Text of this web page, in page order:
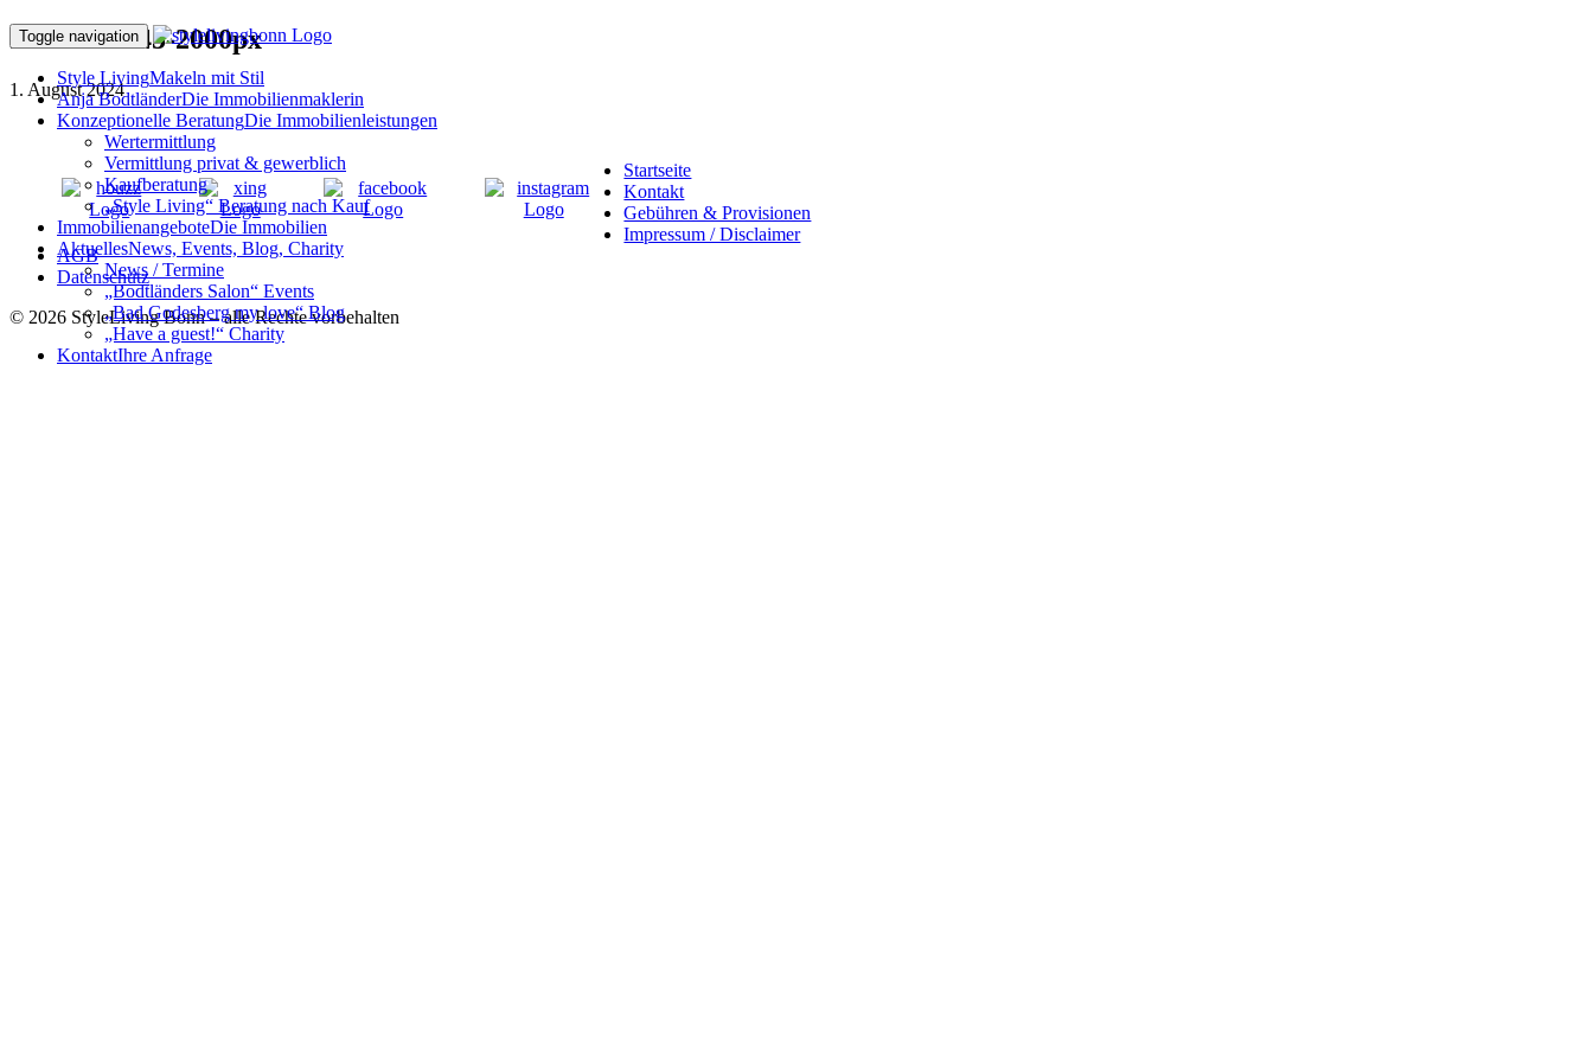
Toggle navigation
Style LivingMakeln mit Stil
Anja BodtländerDie Immobilienmaklerin
Konzeptionelle BeratungDie Immobilienleistungen
Wertermittlung
Vermittlung privat & gewerblich
Kaufberatung
„Style Living“ Beratung nach Kauf
ImmobilienangeboteDie Immobilien
AktuellesNews, Events, Blog, Charity
News / Termine
„Bodtländers Salon“ Events
„Bad Godesberg my love“ Blog
„Have a guest!“ Charity
KontaktIhre Anfrage
240715ff-445-2000px
1. August 2024
Startseite
Kontakt
Gebühren & Provisionen
Impressum / Disclaimer
AGB
Datenschutz
© 2026 StyleLiving Bonn – alle Rechte vorbehalten